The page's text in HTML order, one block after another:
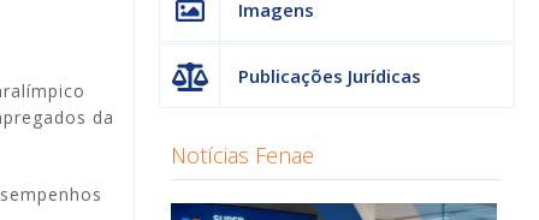
da
Imagens
Publicações Jurídicas
Notícias Fenae